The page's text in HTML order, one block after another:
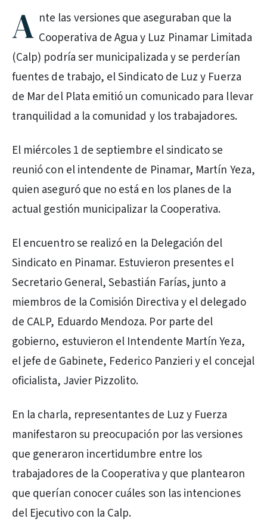
A nte las versiones que aseguraban que la
Cooperativa de Agua y Luz Pinamar Limitada
(Calp) podría ser municipalizada y se perderían
fuentes de trabajo, el Sindicato de Luz y Fuerza
de Mar del Plata emitió un comunicado para llevar
tranquilidad a la comunidad y los trabajadores.
El miércoles 1 de septiembre el sindicato se
reunió con el intendente de Pinamar, Martín Yeza,
quien aseguró que no está en los planes de la
actual gestión municipalizar la Cooperativa.
El encuentro se realizó en la Delegación del
Sindicato en Pinamar. Estuvieron presentes el
Secretario General, Sebastián Farías, junto a
miembros de la Comisión Directiva y el delegado
de CALP, Eduardo Mendoza. Por parte del
gobierno, estuvieron el Intendente Martín Yeza,
el jefe de Gabinete, Federico Panzieri y el concejal
oficialista, Javier Pizzolito.
En la charla, representantes de Luz y Fuerza
manifestaron su preocupación por las versiones
que generaron incertidumbre entre los
trabajadores de la Cooperativa y que plantearon
que querían conocer cuáles son las intenciones
del Ejecutivo con la Calp.